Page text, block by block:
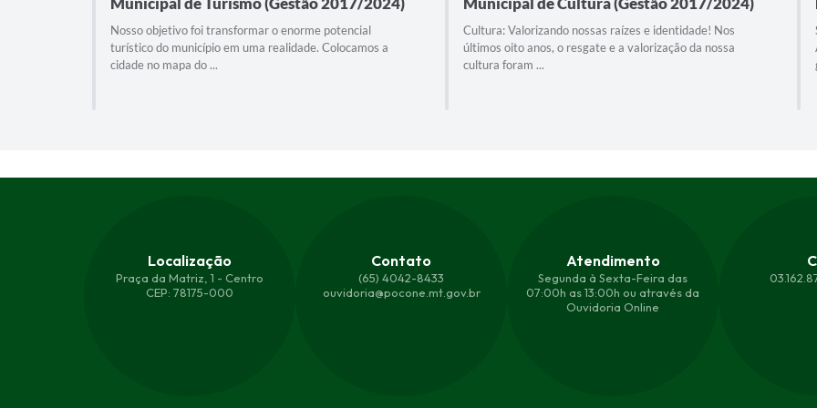
Nosso objetivo foi transformar o enorme potencial
turístico do município em uma realidade. Colocamos a
cidade no mapa do ...
Cultura: Valorizando nossas raízes e identidade! Nos
últimos oito anos, o resgate e a valorização da nossa
cultura foram ...
Localização
Praça da Matriz, 1 - Centro
CEP: 78175-000
Contato
(65) 4042-8433
ouvidoria@pocone.mt.gov.br
Atendimento
Segunda à Sexta-Feira das
07:00h as 13:00h ou através da
Ouvidoria Online